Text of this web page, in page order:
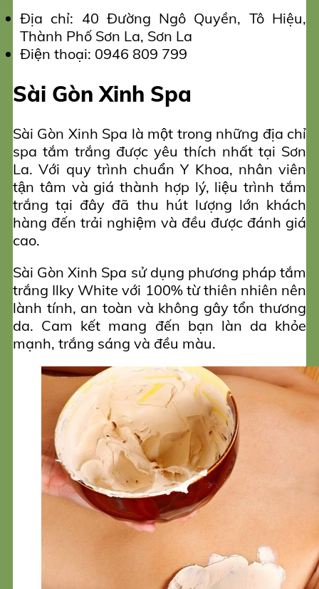
Địa chỉ: 40 Đường Ngô Quyền, Tô Hiệu,
Thành Phố Sơn La, Sơn La
Điện thoại: 0946 809 799
Sài Gòn Xinh Spa
Sài Gòn Xinh Spa là một trong những địa chỉ
spa tắm trắng được yêu thích nhất tại Sơn
La. Với quy trình chuẩn Y Khoa, nhân viên
tận tâm và giá thành hợp lý, liệu trình tắm
trắng tại đây đã thu hút lượng lớn khách
hàng đến trải nghiệm và đều được đánh giá
cao.
Sài Gòn Xinh Spa sử dụng phương pháp tắm
trắng Ilky White với 100% từ thiên nhiên nên
lành tính, an toàn và không gây tổn thương
da. Cam kết mang đến bạn làn da khỏe
mạnh, trắng sáng và đều màu.